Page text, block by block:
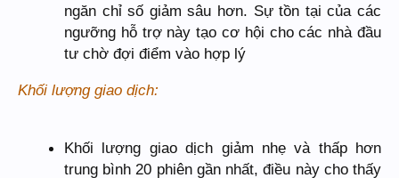
ngăn chỉ số giảm sâu hơn. Sự tồn tại của các
ngưỡng hỗ trợ này tạo cơ hội cho các nhà đầu
tư chờ đợi điểm vào hợp lý
Khối lượng giao dịch:
Khối lượng giao dịch giảm nhẹ và thấp hơn
trung bình 20 phiên gần nhất, điều này cho thấy